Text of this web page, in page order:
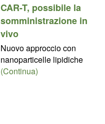
CAR-T, possibile la
somministrazione in
vivo
Nuovo approccio con
nanoparticelle lipidiche
(Continua)